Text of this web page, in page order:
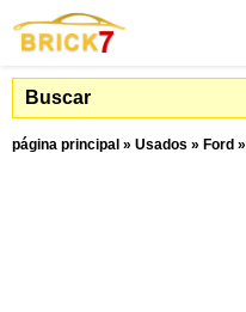
Buscar
página principal » Usados » Ford »